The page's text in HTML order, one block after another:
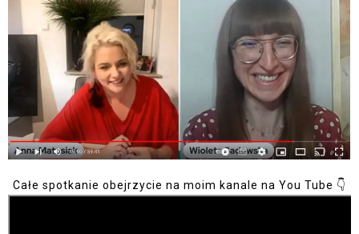
Całe spotkanie obejrzycie na moim kanale na You Tube 👇